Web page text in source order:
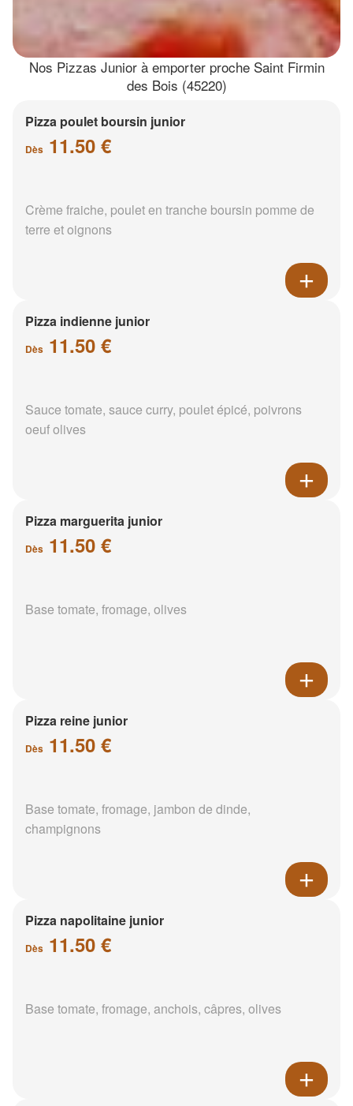
Nos Pizzas Junior à emporter proche Saint Firmin
des Bois (45220)
Pizza poulet boursin junior
Dès 11.50 €
Crème fraiche, poulet en tranche boursin pomme de
terre et oignons
Pizza indienne junior
Dès 11.50 €
Sauce tomate, sauce curry, poulet épicé, poivrons
oeuf olives
Pizza marguerita junior
Dès 11.50 €
Base tomate, fromage, olives
Pizza reine junior
Dès 11.50 €
Base tomate, fromage, jambon de dinde,
champignons
Pizza napolitaine junior
Dès 11.50 €
Base tomate, fromage, anchois, câpres, olives